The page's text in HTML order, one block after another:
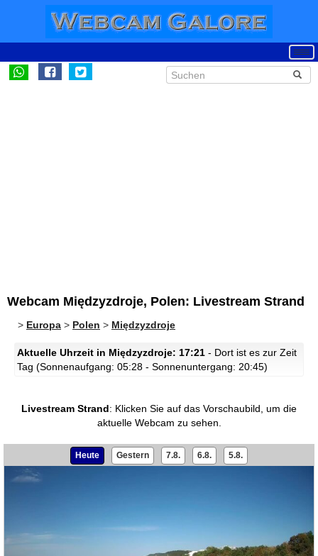
Webcam Międzyzdroje, Polen: Livestream Strand
> Europa > Polen > Międzyzdroje
Aktuelle Uhrzeit in Międzyzdroje: 17:21 - Dort ist es zur Zeit
Tag (Sonnenaufgang: 05:28 - Sonnenuntergang: 20:45)
Livestream Strand: Klicken Sie auf das Vorschaubild, um die
aktuelle Webcam zu sehen.
Heute Gestern 7.8. 6.8. 5.8.